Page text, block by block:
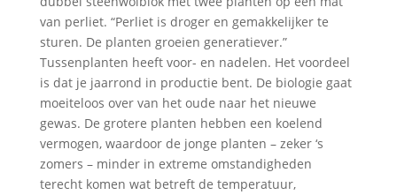
van perliet. “Perliet is droger en gemakkelijker te
sturen. De planten groeien generatiever.”
Tussenplanten heeft voor- en nadelen. Het voordeel
is dat je jaarrond in productie bent. De biologie gaat
moeiteloos over van het oude naar het nieuwe
gewas. De grotere planten hebben een koelend
vermogen, waardoor de jonge planten – zeker ‘s
zomers – minder in extreme omstandigheden
terecht komen wat betreft de temperatuur,